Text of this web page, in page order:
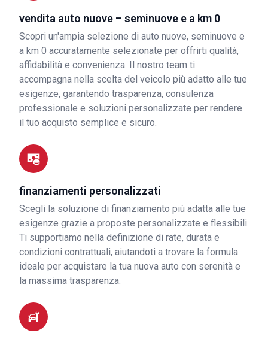
vendita auto nuove – seminuove e a km 0
Scopri un'ampia selezione di auto nuove, seminuove e
a km 0 accuratamente selezionate per offrirti qualità,
affidabilità e convenienza. Il nostro team ti
accompagna nella scelta del veicolo più adatto alle tue
esigenze, garantendo trasparenza, consulenza
professionale e soluzioni personalizzate per rendere
il tuo acquisto semplice e sicuro.
finanziamenti personalizzati
Scegli la soluzione di finanziamento più adatta alle tue
esigenze grazie a proposte personalizzate e flessibili.
Ti supportiamo nella definizione di rate, durata e
condizioni contrattuali, aiutandoti a trovare la formula
ideale per acquistare la tua nuova auto con serenità e
la massima trasparenza.